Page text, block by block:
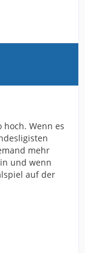
hoch. Wenn es
mehr
und wenn
auf der